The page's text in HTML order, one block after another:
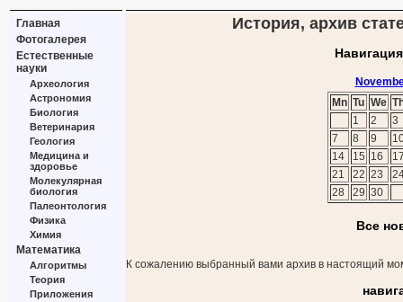
Главная
Фотогалерея
Естественные
науки
Археология
Астрономия
Биология
Ветеринария
Геология
Медицина и
здоровье
Молекулярная
биология
Палеонтология
Физика
Химия
Математика
Алгоритмы
Теория
Приложения
История, архив
Mn Tu We
1
2
3
7
8 9
14
15 16
21
22 23
28
29 30
Все
К сожалению выбранный вами архив в настоящий